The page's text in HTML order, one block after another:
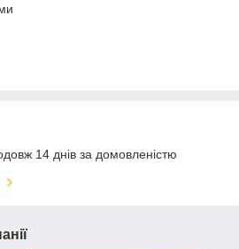
14 днів за домовленістю